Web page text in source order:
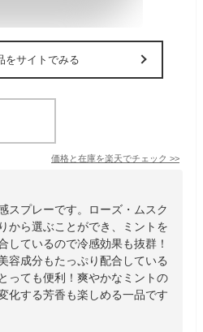
をサイトでみる
価格と在庫を楽天でチェック >>
スプレーです。ローズ・ムスク
から選ぶことができ、ミントを
しているので冷感効果も抜群！
容成分もたっぷり配合している
っても便利！爽やかなミントの
化する芳香も楽しめる一品です